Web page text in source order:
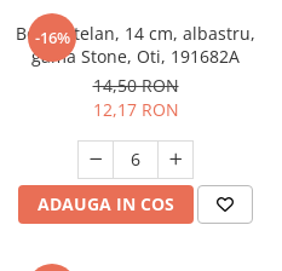
-16%
Bol portelan, 14 cm, albastru,
gama Stone, Oti, 191682A
14,50 RON
12,17 RON
ADAUGA IN COS